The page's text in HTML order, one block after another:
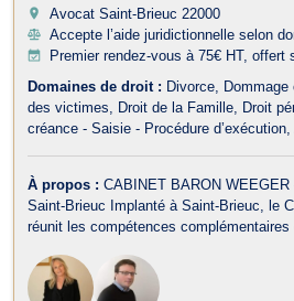
Avocat Saint-Brieuc 22000
Accepte l’aide juridictionnelle selon
Premier rendez-vous à 75€ HT, offert
Domaines de droit : Divorce
des victimes
Droit de la Famille Droit
créance - Saisie - Procédure d’exécution
À propos : CABINET BARON WEEGER
Saint-Brieuc Implanté à Saint-Brieuc, le
réunit les compétences
engagés et expérimentés. Ils
particuliers comme professionnels, dans